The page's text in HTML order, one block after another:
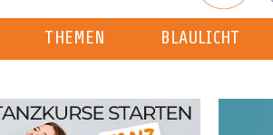
THEMEN BLAULICHT